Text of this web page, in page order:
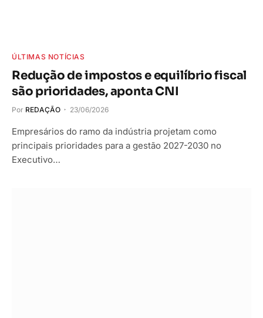
ÚLTIMAS NOTÍCIAS
Redução de impostos e equilíbrio fiscal
são prioridades, aponta CNI
Por REDAÇÃO 23/06/2026
Empresários do ramo da indústria projetam como
principais prioridades para a gestão 2027-2030 no
Executivo…